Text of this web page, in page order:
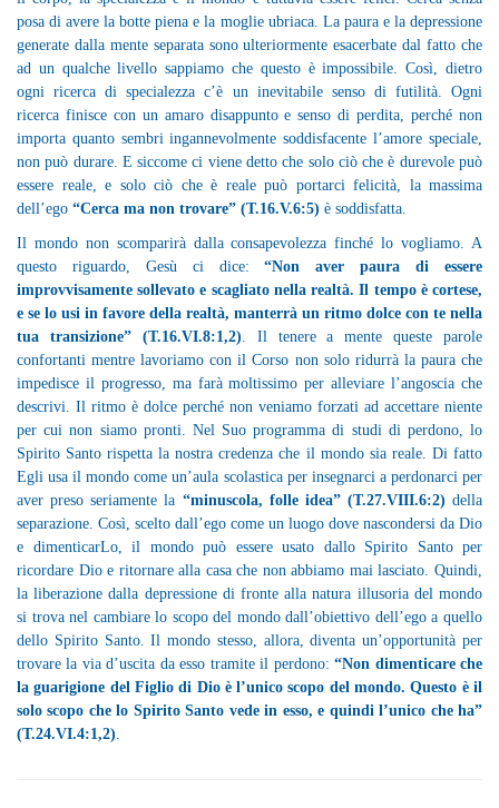
posa di avere la botte piena e la moglie ubriaca. La paura e la depressione
generate dalla mente separata sono ulteriormente esacerbate dal fatto che
ad un qualche livello sappiamo che questo è impossibile. Così, dietro
ogni ricerca di specialezza c’è un inevitabile senso di futilità. Ogni
ricerca finisce con un amaro disappunto e senso di perdita, perché non
importa quanto sembri ingannevolmente soddisfacente l’amore speciale,
non può durare. E siccome ci viene detto che solo ciò che è durevole può
essere reale, e solo ciò che è reale può portarci felicità, la massima
dell’ego “Cerca ma non trovare” (T.16.V.6:5) è soddisfatta.
Il mondo non scomparirà dalla consapevolezza finché lo vogliamo. A
questo riguardo, Gesù ci dice:“Non aver paura di essere
improvvisamente sollevato e scagliato nella realtà. Il tempo è cortese,
e se lo usi in favore della realtà, manterrà un ritmo dolce con te nella
tua transizione”
(T.16.VI.8:1,2) . Il tenere a mente queste parole
confortanti mentre lavoriamo con il Corso non solo ridurrà la paura che
impedisce il progresso, ma farà moltissimo per alleviare l’angoscia che
descrivi. Il ritmo è dolce perché non veniamo forzati ad accettare niente
per cui non siamo pronti. Nel Suo programma di studi di perdono, lo
Spirito Santo rispetta la nostra credenza che il mondo sia reale. Di fatto
Egli usa il mondo come un’aula scolastica per insegnarci a perdonarci per
aver preso seriamente la “minuscola, folle idea” (T.27.VIII.6:2) della
separazione. Così, scelto dall’ego come un luogo dove nascondersi da Dio
e dimenticarLo, il mondo può essere usato dallo Spirito Santo per
ricordare Dio e ritornare alla casa che non abbiamo mai lasciato. Quindi,
la liberazione dalla depressione di fronte alla natura illusoria del mondo
si trova nel cambiare lo scopo del mondo dall’obiettivo dell’ego a quello
dello Spirito Santo. Il mondo stesso, allora, diventa un’opportunità per
trovare la via d’uscita da esso tramite il perdono:“Non dimenticare che
la guarigione del Figlio di Dio è l’unico scopo del mondo. Questo è il
solo scopo che lo Spirito Santo vede in esso, e quindi l’unico che ha”
(T.24.VI.4:1,2)